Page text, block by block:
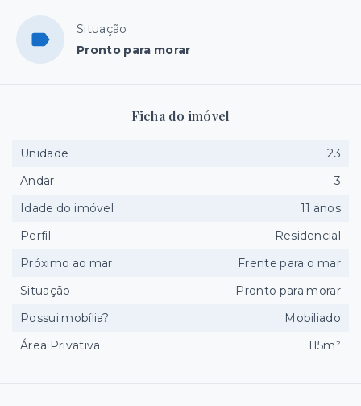
Situação
Pronto para morar
Ficha do imóvel
Unidade
23
Andar
3
Idade do imóvel
11 anos
Perfil
Residencial
Próximo ao mar
Frente para o mar
Situação
Pronto para morar
Possui mobília?
Mobiliado
Área Privativa
115m²